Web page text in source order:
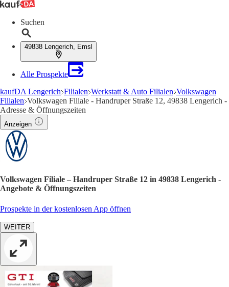
Suchen
49838 Lengerich, Emsl
Alle Prospekte
kaufDA Lengerich Filialen Werkstatt & Auto Filialen Volkswagen
Filialen Volkswagen Filiale - Handruper Straße 12, 49838 Lengerich -
Adresse & Öffnungszeiten
Anzeigen
Volkswagen Filiale – Handruper Straße 12 in 49838 Lengerich -
Angebote & Öffnungszeiten
Prospekte in der kostenlosen App öffnen
WEITER